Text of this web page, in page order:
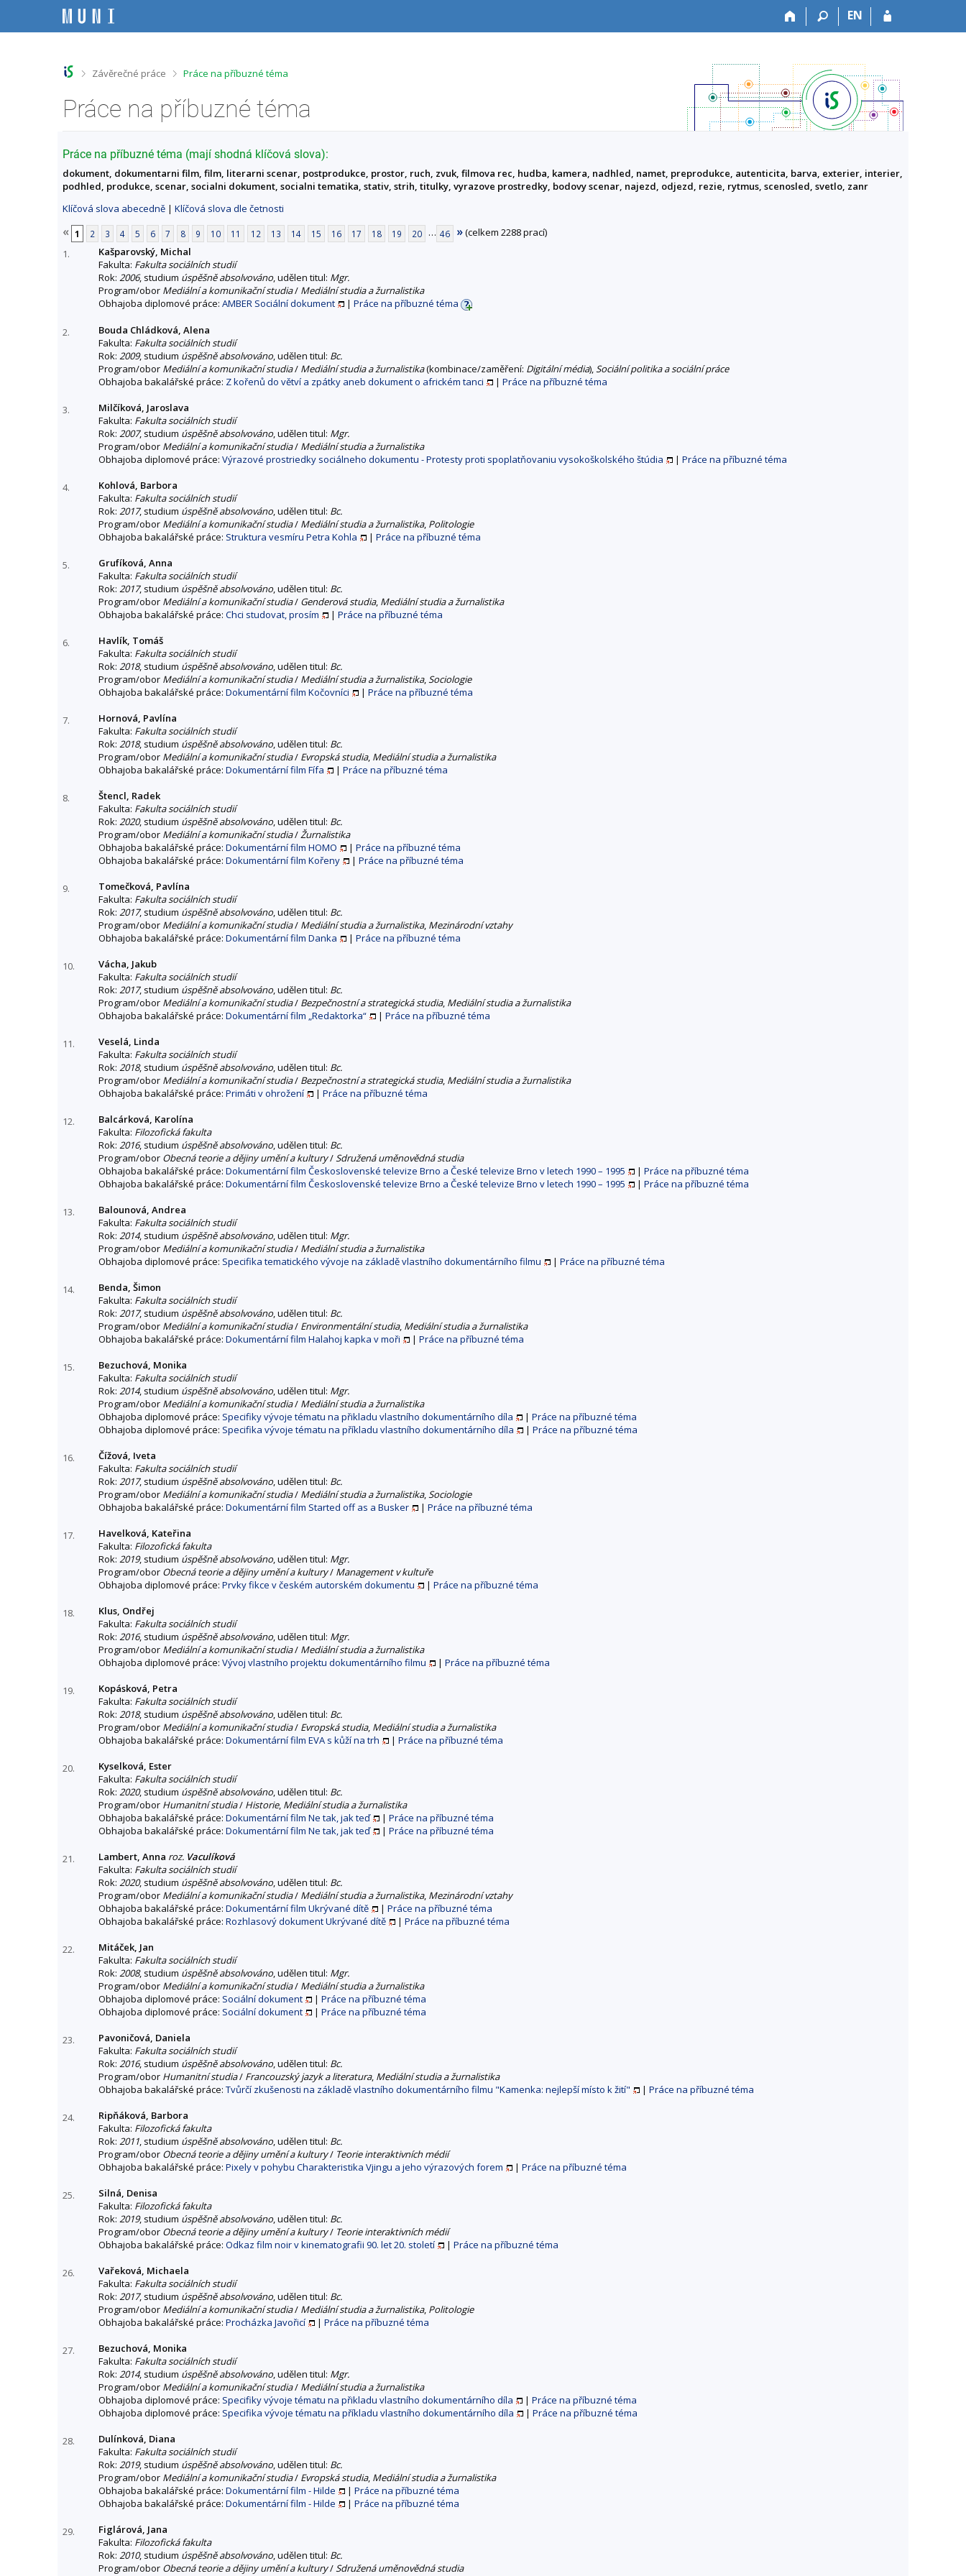
e
e
e
e
EN
>Závěrečné práce >
Práce na příbuzné téma
Práce na příbuzné téma
Práce na příbuzné téma (mají shodná klíčová slova):
dokument, dokumentarni film, film, literarni scenar, postprodukce, prostor, ruch, zvuk, filmova rec, hudba, kamera, nadhled, namet, preprodukce, autenticita, barva, exterier, interier,
podhled, produkce, scenar, socialni dokument, socialni tematika, stativ, strih, titulky, vyrazove prostredky, bodovy scenar, najezd, odjezd, rezie, rytmus, scenosled, svetlo, zanr
Klíčová slova abecedně | Klíčová slova dle četnosti
« 1 2 3 4 5 6 7 8 9 10 11 12 13 14 15 16 17 18 19 20 … 46 »(celkem 2288 prací)
1.
Kašparovský, Michal
Fakulta: Fakulta sociálních studií
Rok: 2006, studium úspěšně absolvováno, udělen titul: Mgr.
Program/obor Mediální a komunikační studia/ Mediální studia a žurnalistika
Obhajoba diplomové práce: AMBER Sociální dokument | Práce na příbuzné téma
2.
Bouda Chládková, Alena
Fakulta: Fakulta sociálních studií
Rok: 2009, studium úspěšně absolvováno, udělen titul: Bc.
Program/obor Mediální a komunikační studia/ Mediální studia a žurnalistika(kombinace/zaměření: Digitální média),Sociální politika a sociální práce
Obhajoba bakalářské práce: Z kořenů do větví a zpátky aneb dokument o africkém tanci | Práce na příbuzné téma
3.
Milčíková, Jaroslava
Fakulta: Fakulta sociálních studií
Rok: 2007, studium úspěšně absolvováno, udělen titul: Mgr.
Program/obor Mediální a komunikační studia/ Mediální studia a žurnalistika
Obhajoba diplomové práce: Výrazové prostriedky sociálneho dokumentu - Protesty proti spoplatňovaniu vysokoškolského štúdia | Práce na příbuzné téma
4.
Kohlová, Barbora
Fakulta: Fakulta sociálních studií
Rok: 2017, studium úspěšně absolvováno, udělen titul: Bc.
Program/obor Mediální a komunikační studia/ Mediální studia a žurnalistika, Politologie
Obhajoba bakalářské práce: Struktura vesmíru Petra Kohla | Práce na příbuzné téma
5.
Grufíková, Anna
Fakulta: Fakulta sociálních studií
Rok: 2017, studium úspěšně absolvováno, udělen titul: Bc.
Program/obor Mediální a komunikační studia/ Genderová studia, Mediální studia a žurnalistika
Obhajoba bakalářské práce: Chci studovat, prosím | Práce na příbuzné téma
6.
Havlík, Tomáš
Fakulta: Fakulta sociálních studií
Rok: 2018, studium úspěšně absolvováno, udělen titul: Bc.
Program/obor Mediální a komunikační studia/ Mediální studia a žurnalistika,Sociologie
Obhajoba bakalářské práce: Dokumentární film Kočovníci | Práce na příbuzné téma
7.
Hornová, Pavlína
Fakulta: Fakulta sociálních studií
Rok: 2018, studium úspěšně absolvováno, udělen titul: Bc.
Program/obor Mediální a komunikační studia/ Evropská studia, Mediální studia a žurnalistika
Obhajoba bakalářské práce: Dokumentární film Fífa | Práce na příbuzné téma
8.
Štencl, Radek
Fakulta: Fakulta sociálních studií
Rok: 2020, studium úspěšně absolvováno, udělen titul: Bc.
Program/obor Mediální a komunikační studia/Žurnalistika
Obhajoba bakalářské práce: Dokumentární film HOMO | Práce na příbuzné téma
Obhajoba bakalářské práce: Dokumentární film Kořeny | Práce na příbuzné téma
9.
Tomečková, Pavlína
Fakulta: Fakulta sociálních studií
Rok: 2017, studium úspěšně absolvováno, udělen titul: Bc.
Program/obor Mediální a komunikační studia/ Mediální studia a žurnalistika, Mezinárodní vztahy
Obhajoba bakalářské práce: Dokumentární film Danka | Práce na příbuzné téma
10.
Vácha, Jakub
Fakulta: Fakulta sociálních studií
Rok: 2017, studium úspěšně absolvováno, udělen titul: Bc.
Program/obor Mediální a komunikační studia/ Bezpečnostní a strategická studia, Mediální studia a žurnalistika
Obhajoba bakalářské práce: Dokumentární film „Redaktorka“ | Práce na příbuzné téma
11.
Veselá, Linda
Fakulta: Fakulta sociálních studií
Rok: 2018, studium úspěšně absolvováno, udělen titul: Bc.
Program/obor Mediální a komunikační studia/ Bezpečnostní a strategická studia, Mediální studia a žurnalistika
Obhajoba bakalářské práce: Primáti v ohrožení | Práce na příbuzné téma
12.
Balcárková, Karolína
Fakulta: Filozofická fakulta
Rok: 2016, studium úspěšně absolvováno, udělen titul: Bc.
Program/obor Obecná teorie a dějiny umění a kultury/Sdružená uměnovědná studia
Obhajoba bakalářské práce: Dokumentární film Československé televize Brno a České televize Brno v letech 1990 – 1995 | Práce na příbuzné téma
Obhajoba bakalářské práce: Dokumentární film Československé televize Brno a České televize Brno v letech 1990 – 1995 | Práce na příbuzné téma
13.
Balounová, Andrea
Fakulta: Fakulta sociálních studií
Rok: 2014, studium úspěšně absolvováno, udělen titul: Mgr.
Program/obor Mediální a komunikační studia/ Mediální studia a žurnalistika
Obhajoba diplomové práce: Specifika tematického vývoje na základě vlastního dokumentárního filmu | Práce na příbuzné téma
14.
Benda, Šimon
Fakulta: Fakulta sociálních studií
Rok: 2017, studium úspěšně absolvováno, udělen titul: Bc.
Program/obor Mediální a komunikační studia/ Environmentální studia, Mediální studia a žurnalistika
Obhajoba bakalářské práce: Dokumentární film Halahoj kapka v moři | Práce na příbuzné téma
15.
Bezuchová, Monika
Fakulta: Fakulta sociálních studií
Rok: 2014, studium úspěšně absolvováno, udělen titul: Mgr.
Program/obor Mediální a komunikační studia/ Mediální studia a žurnalistika
Obhajoba diplomové práce: Specifiky vývoje tématu na přikladu vlastního dokumentárního díla | Práce na příbuzné téma
Obhajoba diplomové práce: Specifika vývoje tématu na příkladu vlastního dokumentárního díla | Práce na příbuzné téma
16.
Čížová, Iveta
Fakulta: Fakulta sociálních studií
Rok: 2017, studium úspěšně absolvováno, udělen titul: Bc.
Program/obor Mediální a komunikační studia/ Mediální studia a žurnalistika,Sociologie
Obhajoba bakalářské práce: Dokumentární film Started off as a Busker | Práce na příbuzné téma
17.
Havelková, Kateřina
Fakulta: Filozofická fakulta
Rok: 2019, studium úspěšně absolvováno, udělen titul: Mgr.
Program/obor Obecná teorie a dějiny umění a kultury/ Management v kultuře
Obhajoba diplomové práce: Prvky fikce v českém autorském dokumentu | Práce na příbuzné téma
18.
Klus, Ondřej
Fakulta: Fakulta sociálních studií
Rok: 2016, studium úspěšně absolvováno, udělen titul: Mgr.
Program/obor Mediální a komunikační studia/ Mediální studia a žurnalistika
Obhajoba diplomové práce: Vývoj vlastního projektu dokumentárního filmu | Práce na příbuzné téma
19.
Kopásková, Petra
Fakulta: Fakulta sociálních studií
Rok: 2018, studium úspěšně absolvováno, udělen titul: Bc.
Program/obor Mediální a komunikační studia/ Evropská studia, Mediální studia a žurnalistika
Obhajoba bakalářské práce: Dokumentární film EVA s kůží na trh | Práce na příbuzné téma
20.
Kyselková, Ester
Fakulta: Fakulta sociálních studií
Rok: 2020, studium úspěšně absolvováno, udělen titul: Bc.
Program/obor Humanitní studia/ Historie, Mediální studia a žurnalistika
Obhajoba bakalářské práce: Dokumentární film Ne tak, jak teď | Práce na příbuzné téma
Obhajoba bakalářské práce: Dokumentární film Ne tak, jak teď | Práce na příbuzné téma
21. Lambert, Anna roz. Vaculíková
Fakulta: Fakulta sociálních studií
Rok: 2020, studium úspěšně absolvováno, udělen titul: Bc.
Program/obor Mediální a komunikační studia/ Mediální studia a žurnalistika, Mezinárodní vztahy
Obhajoba bakalářské práce: Dokumentární film Ukrývané dítě | Práce na příbuzné téma
Obhajoba bakalářské práce: Rozhlasový dokument Ukrývané dítě | Práce na příbuzné téma
22.
Mitáček, Jan
Fakulta: Fakulta sociálních studií
Rok: 2008, studium úspěšně absolvováno, udělen titul: Mgr.
Program/obor Mediální a komunikační studia/ Mediální studia a žurnalistika
Obhajoba diplomové práce: Sociální dokument | Práce na příbuzné téma
Obhajoba diplomové práce: Sociální dokument | Práce na příbuzné téma
23.
Pavoničová, Daniela
Fakulta: Fakulta sociálních studií
Rok: 2016, studium úspěšně absolvováno, udělen titul: Bc.
Program/obor Humanitní studia/ Francouzský jazyk a literatura, Mediální studia a žurnalistika
Obhajoba bakalářské práce: Tvůrčí zkušenosti na základě vlastního dokumentárního filmu "Kamenka: nejlepší místo k žití" | Práce na příbuzné téma
24.
Ripňáková, Barbora
Fakulta: Filozofická fakulta
Rok: 2011, studium úspěšně absolvováno, udělen titul: Bc.
Program/obor Obecná teorie a dějiny umění a kultury/ Teorie interaktivních médií
Obhajoba bakalářské práce: Pixely v pohybu Charakteristika Vjingu a jeho výrazových forem | Práce na příbuzné téma
25.
Silná, Denisa
Fakulta: Filozofická fakulta
Rok: 2019, studium úspěšně absolvováno, udělen titul: Bc.
Program/obor Obecná teorie a dějiny umění a kultury/ Teorie interaktivních médií
Obhajoba bakalářské práce: Odkaz film noir v kinematografii 90. let 20. století | Práce na příbuzné téma
26.
Vařeková, Michaela
Fakulta: Fakulta sociálních studií
Rok: 2017, studium úspěšně absolvováno, udělen titul: Bc.
Program/obor Mediální a komunikační studia/ Mediální studia a žurnalistika, Politologie
Obhajoba bakalářské práce: Procházka Javořicí | Práce na příbuzné téma
27.
Bezuchová, Monika
Fakulta: Fakulta sociálních studií
Rok: 2014, studium úspěšně absolvováno, udělen titul: Mgr.
Program/obor Mediální a komunikační studia/ Mediální studia a žurnalistika
Obhajoba diplomové práce: Specifiky vývoje tématu na přikladu vlastního dokumentárního díla | Práce na příbuzné téma
Obhajoba diplomové práce: Specifika vývoje tématu na příkladu vlastního dokumentárního díla | Práce na příbuzné téma
28.
Dulínková, Diana
Fakulta: Fakulta sociálních studií
Rok: 2019, studium úspěšně absolvováno, udělen titul: Bc.
Program/obor Mediální a komunikační studia/ Evropská studia, Mediální studia a žurnalistika
Obhajoba bakalářské práce: Dokumentární film - Hilde | Práce na příbuzné téma
Obhajoba bakalářské práce: Dokumentární film - Hilde | Práce na příbuzné téma
29.
Figlárová, Jana
Fakulta: Filozofická fakulta
Rok: 2010, studium úspěšně absolvováno, udělen titul: Bc.
Program/obor Obecná teorie a dějiny umění a kultury/Sdružená uměnovědná studia